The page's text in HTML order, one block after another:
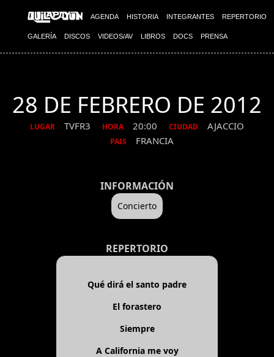
AGENDA HISTORIA INTEGRANTES REPERTORIO
GALERÍA DISCOS VIDEOS/AV LIBROS DOCS PRENSA
28 DE FEBRERO DE 2012
LUGAR TVFR3 HORA 20:00 CIUDAD AJACCIO
PAIS FRANCIA
INFORMACIÓN
Concierto
REPERTORIO
Qué dirá el santo padre
El forastero
Siempre
A California me voy